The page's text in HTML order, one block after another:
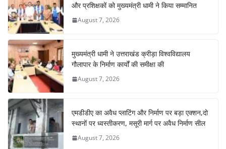
और प्रशिक्षकों को मुख्यमंत्री धामी ने किया सम्मानित
August 7, 2026
मुख्यमंत्री धामी ने उत्तराखंड क्रीड़ा विश्वविद्यालय
गौलापार के निर्माण कार्यों की समीक्षा की
August 7, 2026
एमडीडीए का अवैध प्लाटिंग और निर्माण पर बड़ा एक्शन,दो
स्थानों पर ध्वस्तीकरण, मसूरी मार्ग पर अवैध निर्माण सील
August 7, 2026